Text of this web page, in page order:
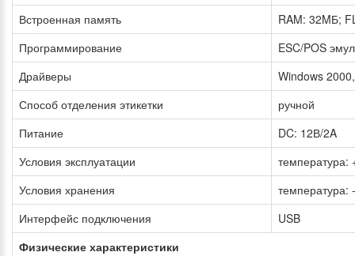
Встроенная память
RAM: 32MБ;
Программирование
ESC/POS
Драйверы
Windows
Способ отделения этикетки
ручной
Питание
DC: 12В/2A
Условия эксплуатации
температура:
Условия хранения
температура:
Интерфейс подключения
USB
Физические характеристики